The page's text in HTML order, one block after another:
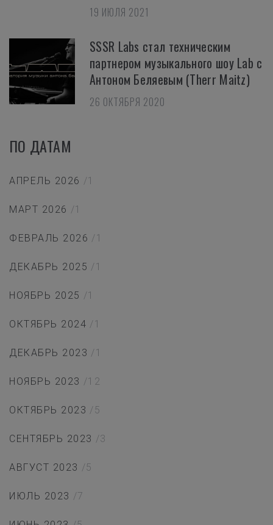
19 ИЮЛЯ 2021
SSSR Labs стал техническим
партнером музыкального шоу Lab с
Антоном Беляевым (Therr Maitz)
26 ОКТЯБРЯ 2020
ПО ДАТАМ
АПРЕЛЬ 2026 /1
МАРТ 2026 /1
ФЕВРАЛЬ 2026 /1
ДЕКАБРЬ 2025 /1
НОЯБРЬ 2025 /1
ОКТЯБРЬ 2024 /1
ДЕКАБРЬ 2023 /1
НОЯБРЬ 2023 /12
ОКТЯБРЬ 2023 /5
СЕНТЯБРЬ 2023 /3
АВГУСТ 2023 /5
ИЮЛЬ 2023 /7